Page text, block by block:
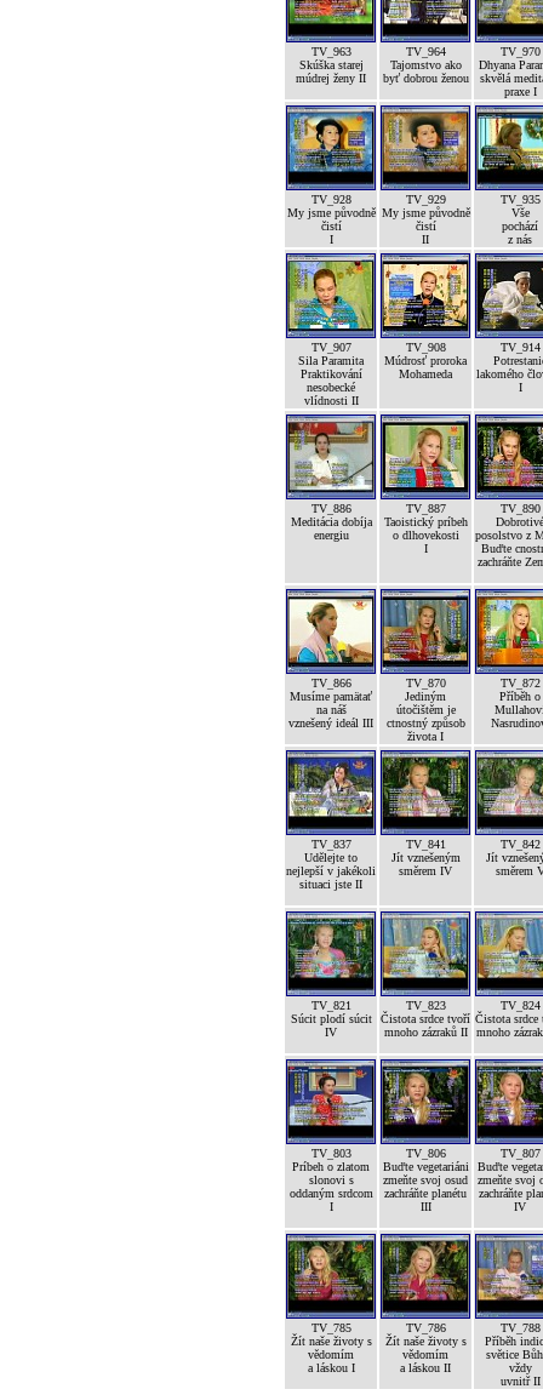
TV_963
Skúška starej
múdrej ženy II
TV_964
Tajomstvo ako
byť dobrou ženou
TV_970
Dhyana
skvělá
praxe I
TV_928
My jsme původně
čistí
I
TV_929
My jsme původně
čistí
II
TV_935
Vše
pochází
z nás
TV_907
Sila Paramita
Praktikování
nesobecké
vlídnosti II
TV_908
Múdrosť proroka
Mohameda
TV_914
lakomého
I
TV_886
Meditácia dobíja
energiu
TV_887
Taoistický príbeh
o dlhovekosti
I
TV_890
Dobrotivé
posolstvo z
Buďte
zachráňte
TV_866
Musíme pamätať
na náš
vznešený ideál III
TV_870
Jediným
útočištěm je
ctnostný způsob
života I
TV_872
Příběh o
TV_837
Udělejte to
nejlepší v jakékoli
situaci jste II
TV_841
Jít vznešeným
směrem IV
TV_842
Jít
směrem
TV_821
Súcit plodí súcit
IV
TV_823
Čistota srdce tvoří
mnoho zázraků II
TV_824
Čistota srdce
mnoho
TV_803
Príbeh o zlatom
slonovi s
oddaným srdcom
I
TV_806
Buďte vegetariáni
zmeňte svoj osud
zachráňte planétu
III
TV_807
Buďte
zmeňte svoj
zachráňte
IV
TV_785
Žít naše životy s
vědomím
a láskou I
TV_786
Žít naše životy s
vědomím
a láskou II
TV_788
Příběh
světice
vždy
uvnitř II